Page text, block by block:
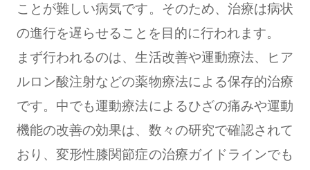
ことが難しい病気です。そのため、治療は病状
の進行を遅らせることを目的に行われます。
まず行われるのは、生活改善や運動療法、ヒア
ルロン酸注射などの薬物療法による保存的治療
です。中でも運動療法によるひざの痛みや運動
機能の改善の効果は、数々の研究で確認されて
おり、変形性膝関節症の治療ガイドラインでも